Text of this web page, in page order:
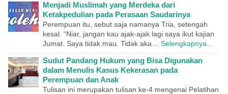
Menjadi Muslimah yang Merdeka dari
Ketakpedulian pada Perasaan Saudarinya
Perempuan itu, sebut saja namanya Tria, setengah
kesal. “Niar, jangan kau ajak-ajak lagi saya ikut kajian
Jumat. Saya tidak mau. Tidak aka… Selengkapnya...
Sudut Pandang Hukum yang Bisa Digunakan
dalam Menulis Kasus Kekerasan pada
Perempuan dan Anak
Tulisan ini merupakan tulisan ke-4 mengenai Pelatihan